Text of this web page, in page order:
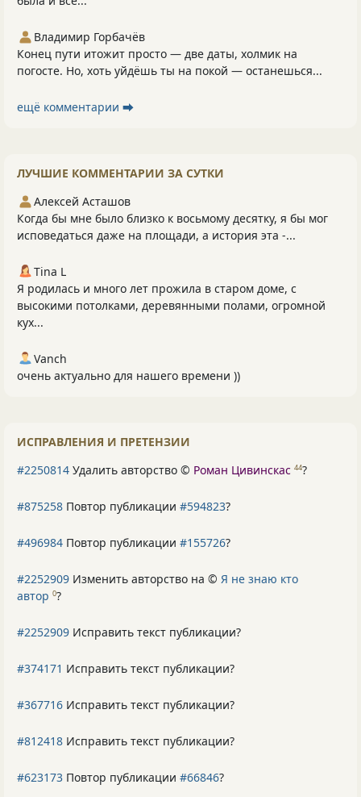
Владимир Горбачёв
Конец пути итожит просто — две даты, холмик на
погосте. Но, хоть уйдёшь ты на покой — останешься...
ещё комментарии ⮕
ЛУЧШИЕ КОММЕНТАРИИ ЗА СУТКИ
Алексей Асташов
Когда бы мне было близко к восьмому десятку, я бы мог
исповедаться даже на площади, а история эта -...
Tina L
Я родилась и много лет прожила в старом доме, с
высокими потолками, деревянными полами, огромной
кух...
Vanch
очень актуально для нашего времени ))
ИСПРАВЛЕНИЯ И ПРЕТЕНЗИИ
#2250814 Удалить авторство © Роман Цивинскас 44?
#875258 Повтор публикации #594823?
#496984 Повтор публикации #155726?
#2252909 Изменить авторство на © Я не знаю кто
автор 0?
#2252909 Исправить текст публикации?
#374171 Исправить текст публикации?
#367716 Исправить текст публикации?
#812418 Исправить текст публикации?
#623173 Повтор публикации #66846?